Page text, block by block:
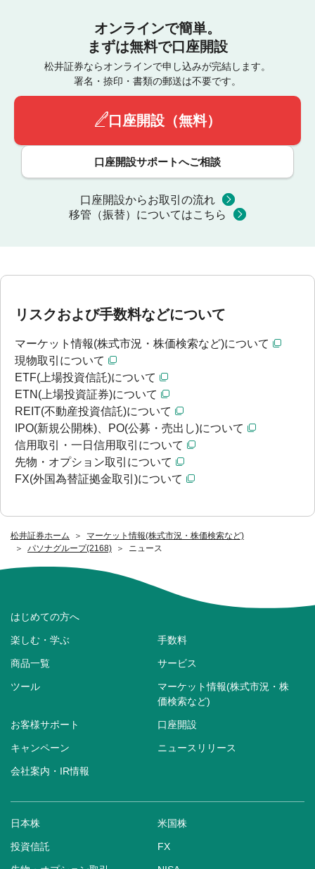
松井証券ホーム
マーケット情報(株式市況・株価検索など)
パソナグループ(2168)
ニュース
オンラインで簡単。
まずは無料で口座開設
松井証券ならオンラインで申し込みが完結します。
署名・捺印・書類の郵送は不要です。
口座開設（無料）
口座開設サポートへご相談
口座開設からお取引の流れ
移管（振替）についてはこちら
リスクおよび手数料などについて
マーケット情報(株式市況・株価検索など)について
現物取引について
ETF(上場投資信託)について
ETN(上場投資証券)について
REIT(不動産投資信託)について
IPO(新規公開株)、PO(公募・売出し)について
信用取引・一日信用取引について
先物・オプション取引について
FX(外国為替証拠金取引)について
はじめての方へ
楽しむ・学ぶ 手数料
商品一覧 サービス
ツール
マーケット情報(株式市況・株
価検索など)
お客様サポート 口座開設
キャンペーン ニュースリリース
会社案内・IR情報
日本株 米国株
投資信託 FX